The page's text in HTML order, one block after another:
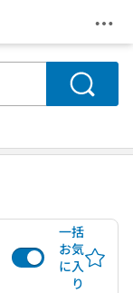
メ
検索
一括
お気
に入
り